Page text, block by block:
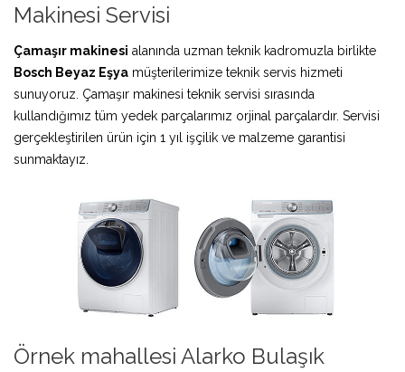
Makinesi Servisi
Çamaşır makinesi alanında uzman teknik kadromuzla birlikte
Bosch Beyaz Eşya müşterilerimize teknik servis hizmeti
sunuyoruz. Çamaşır makinesi teknik servisi sırasında
kullandığımız tüm yedek parçalarımız orjinal parçalardır. Servisi
gerçekleştirilen ürün için 1 yıl işçilik ve malzeme garantisi
sunmaktayız.
Örnek mahallesi Alarko Bulaşık